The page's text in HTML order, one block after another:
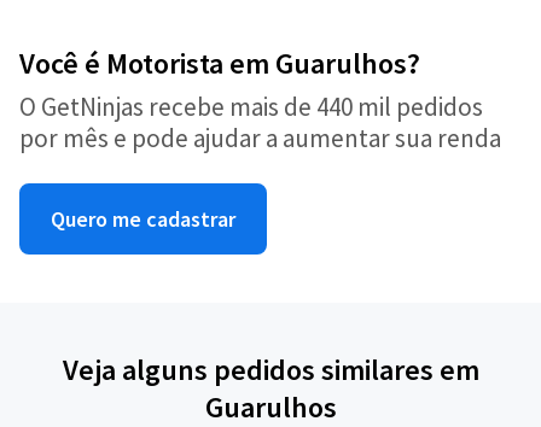
Você é Motorista em Guarulhos?
O GetNinjas recebe mais de 440 mil pedidos
por mês e pode ajudar a aumentar sua renda
Quero me cadastrar
Veja alguns pedidos similares em
Guarulhos